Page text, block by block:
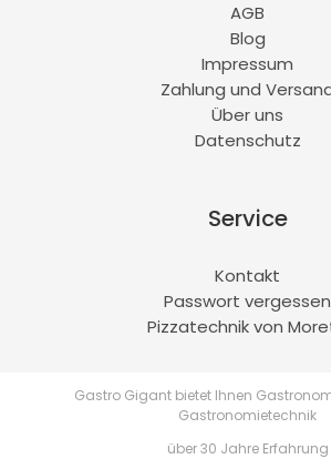
AGB
Blog
Impressum
Zahlung und
Über uns
Datenschutz
Service
Kontakt
Passwort vergessen
Pizzatechnik von
Gastro Gigant bietet Ihnen
Gastronomietechnik
über 30 Jahre Erfahrung